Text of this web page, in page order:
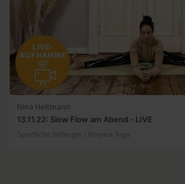
Nina Heitmann
13.11.22: Slow Flow am Abend - LIVE
Sportliche Anfänger | Vinyasa Yoga